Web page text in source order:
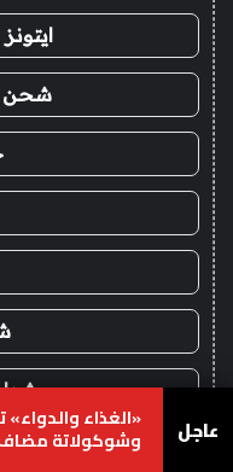
شحن
عاجل «الغذاء
وشوكولاتة مضاف